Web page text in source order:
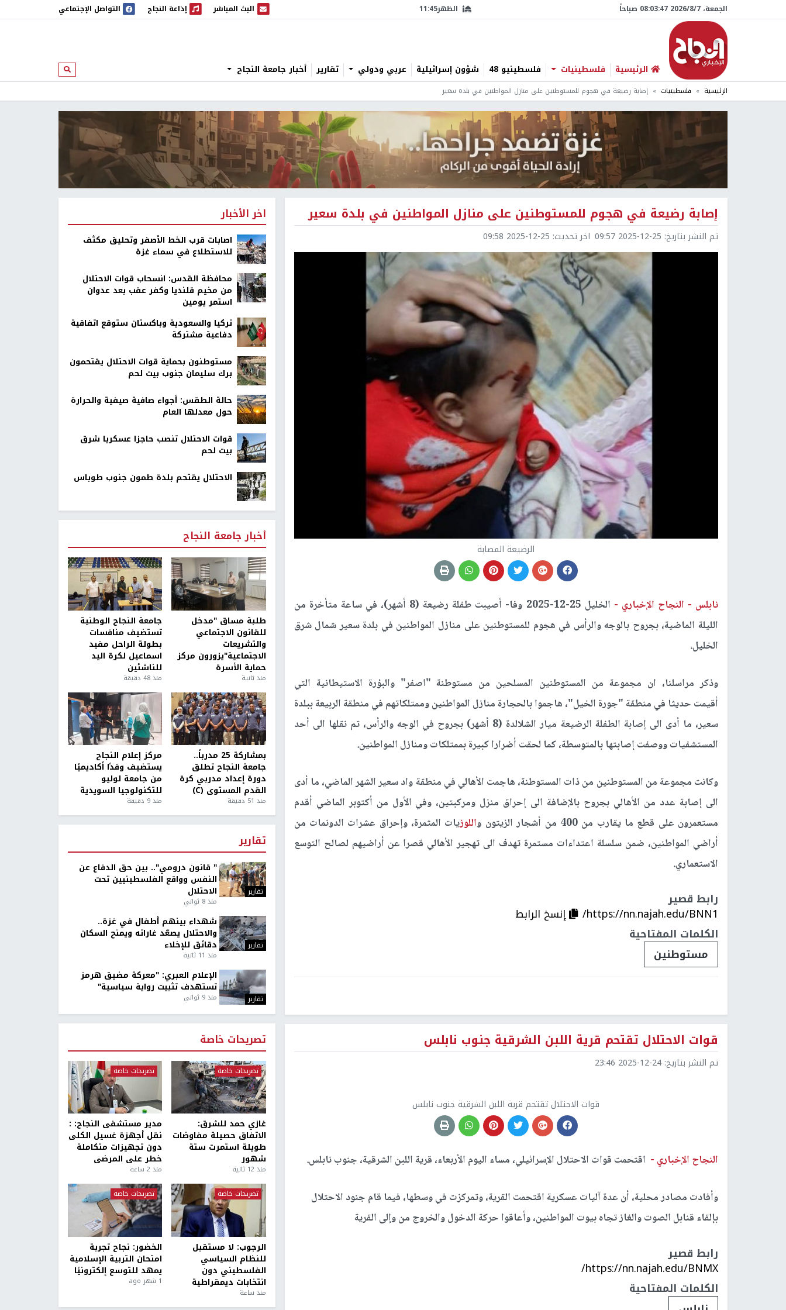
الجمعة، 7/‏8/‏2026 08:03:48 صباحاً الظهر11:45 البث المباشر
البث المباشر إذاعة النجاح
إذاعة النجاح التواصل الإجتماعي
الرئيسية فلسطينيات فلسطينيو 48 شؤون إسرائيلية عربي ودولي تقارير أخبار جامعة النجاح ابحث
الرئيسية فلسطينيات إصابة رضيعة في هجوم للمستوطنين على منازل المواطنين في بلدة سعير
إصابة رضيعة في هجوم للمستوطنين على منازل المواطنين في بلدة سعير
تم النشر بتاريخ: 2025-12-25 09:57 اخر تحديث: 2025-12-25 09:58
الرضيعة المصابة
نابلس - النجاح الإخباري -
الخليل 25-12-2025 وفا- أصيبت طفلة رضيعة (8 أشهر)، في ساعة متأخرة من
الليلة الماضية، بجروح بالوجه والرأس في هجوم للمستوطنين على منازل المواطنين في بلدة سعير شمال شرق
الخليل.
وذكر مراسلنا، ان مجموعة من المستوطنين المسلحين من مستوطنة "اصفر" والبؤرة الاستيطانية التي
أقيمت حديثا في منطقة "جورة الخيل"، هاجموا بالحجارة منازل المواطنين وممتلكاتهم في منطقة الربيعة ببلدة
سعير، ما أدى الى إصابة الطفلة الرضيعة ميار الشلالدة (8 أشهر) بجروح في الوجه والرأس، تم نقلها الى أحد
المستشفيات ووصفت إصابتها بالمتوسطة، كما لحقت أضرارا كبيرة بممتلكات ومنازل المواطنين.
وكانت مجموعة من المستوطنين من ذات المستوطنة، هاجمت الأهالي في منطقة واد سعير الشهر الماضي، ما أدى
الى إصابة عدد من الأهالي بجروح بالإضافة الى إحراق منزل ومركبتين، وفي الأول من أكتوبر الماضي أقدم
مستعمرون على قطع ما يقارب من 400 من أشجار الزيتون و
اللوزيات المثمرة، وإحراق عشرات الدونمات من
أراضي المواطنين، ضمن سلسلة اعتداءات مستمرة تهدف الى تهجير الأهالي قصرا عن أراضيهم لصالح التوسع
الاستعماري.
رابط قصير
https://nn.najah.edu/BNN1/
إنسخ الرابط
الكلمات المفتاحية
مستوطنين
قوات الاحتلال تقتحم قرية اللبن الشرقية جنوب نابلس
تم النشر بتاريخ: 2025-12-24 23:46
اخر الأخبار
اصابات قرب الخط الأصفر وتحليق مكثف
للاستطلاع في سماء غزة
محافظة القدس: انسحاب قوات الاحتلال
من مخيم قلنديا وكفر عقب بعد عدوان
استمر يومين
تركيا والسعودية وباكستان ستوقع اتفاقية
دفاعية مشتركة
مستوطنون بحماية قوات الاحتلال يقتحمون
برك سليمان جنوب بيت لحم
حالة الطقس: أجواء صافية صيفية والحرارة
حول معدلها العام
قوات الاحتلال تنصب حاجزا عسكريا شرق
بيت لحم
الاحتلال يقتحم بلدة طمون جنوب طوباس
أخبار جامعة النجاح
طلبة مساق "مدخل
للقانون الاجتماعي
والتشريعات
الاجتماعية"يزورون مركز
حماية الأسرة
منذ ثانية
جامعة النجاح الوطنية
تستضيف منافسات
بطولة الراحل مفيد
اسماعيل لكرة اليد
للناشئين
منذ 48 دقيقة
بمشاركة 25 مدرباً..
جامعة النجاح تطلق
دورة إعداد مدربي كرة
القدم المستوى (C)
منذ 51 دقيقة
مركز إعلام النجاح
يستضيف وفدًا أكاديميًا
من جامعة لوليو
للتكنولوجيا السويدية
منذ 9 دقيقة
تقارير
تقارير
" قانون درومي".. بين حق الدفاع عن
النفس وواقع الفلسطينيين تحت
الاحتلال
منذ 8 ثواني
تقارير
شهداء بينهم أطفال في غزة..
والاحتلال يصعّد غاراته ويمنح السكان
دقائق للإخلاء
منذ 11 ثانية
تقارير
الإعلام العبري: "معركة مضيق هرمز
تستهدف تثبيت رواية سياسية"
منذ 9 ثواني
تصريحات خاصة
تصريحات خاصة
غازي حمد للشرق:
الاتفاق حصيلة مفاوضات
طويلة استمرت ستة
شهور
منذ 12 ثانية
تصريحات خاصة
مدير مستشفى النجاح: :
نقل أجهزة غسيل الكلى
دون تجهيزات متكاملة
خطر على المرضى
منذ 2 ساعة
تصريحات خاصة
الرجوب: لا مستقبل
للنظام السياسي
الفلسطيني دون
انتخابات ديمقراطية
منذ ساعة
تصريحات خاصة
الخضور: نجاح تجربة
امتحان التربية الإسلامية
يمهد للتوسع إلكترونيًا
1 شهر ago